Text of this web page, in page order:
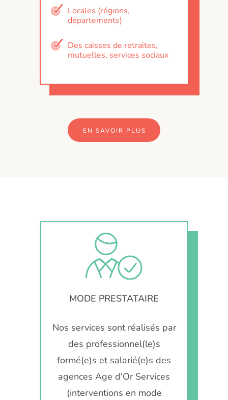
Locales (régions,
départements)
Des caisses de retraites,
mutuelles, services sociaux
EN SAVOIR PLUS
MODE PRESTATAIRE
Nos services sont réalisés par
des professionnel(le)s
formé(e)s et salarié(e)s des
agences Age d'Or Services
(interventions en mode